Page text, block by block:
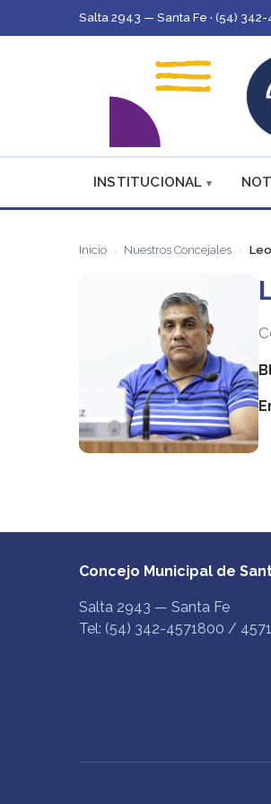
Salta 2943 — Santa Fe · (54)
INSTITUCIONAL
Inicio Nuestros Concejales
Concejo Municipal de
Salta 2943 — Santa Fe
Tel: (54) 342-4571800 /